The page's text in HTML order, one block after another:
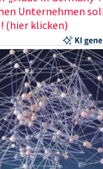
Unternehmen
(hier klicken)